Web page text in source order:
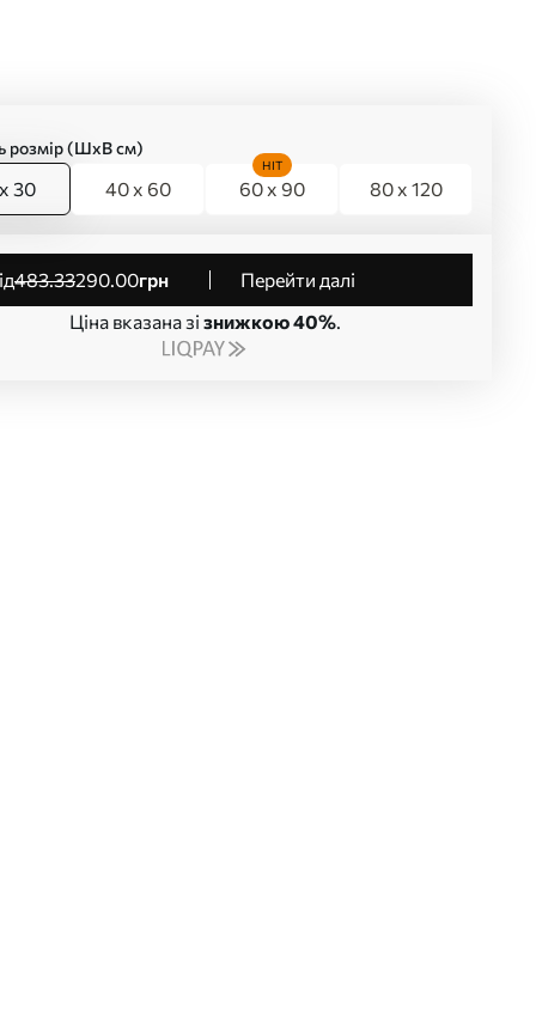
розмір (ШхВ см)
30 40 x 60 60 x 90
HIT
80 x 120
від483.33290.00грн
Перейти далі
Ціна вказана зі знижкою 40%.